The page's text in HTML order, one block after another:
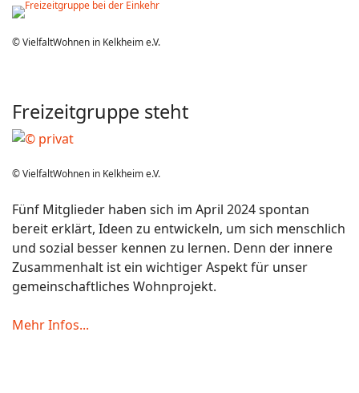
© VielfaltWohnen in Kelkheim e.V.
Freizeitgruppe steht
© VielfaltWohnen in Kelkheim e.V.
Fünf Mitglieder haben sich im April 2024 spontan
bereit erklärt, Ideen zu entwickeln, um sich menschlich
und sozial besser kennen zu lernen. Denn der innere
Zusammenhalt ist ein wichtiger Aspekt für unser
gemeinschaftliches Wohnprojekt.
Mehr Infos...